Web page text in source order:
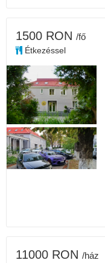
1500 RON /fő
Étkezéssel
11000 RON /ház